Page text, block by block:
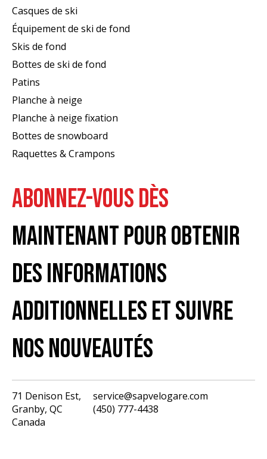
Casques de ski
Équipement de ski de fond
Skis de fond
Bottes de ski de fond
Patins
Planche à neige
Planche à neige fixation
Bottes de snowboard
Raquettes & Crampons
ABONNEZ-VOUS DÈS
MAINTENANT POUR OBTENIR
DES INFORMATIONS
ADDITIONNELLES ET SUIVRE
NOS NOUVEAUTÉS
71 Denison Est,
Granby, QC
Canada
service@sapvelogare.com
(450) 777-4438
English